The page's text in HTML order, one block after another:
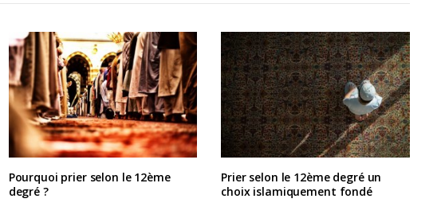
Pourquoi prier selon le 12ème
degré ?
Prier selon le 12ème degré un
choix islamiquement fondé